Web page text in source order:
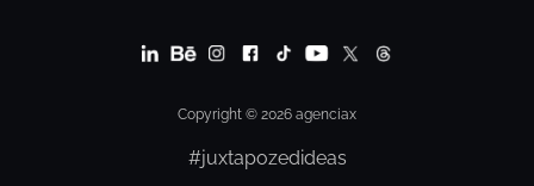
Copyright © 2026 agenciax
#juxtapozedideas